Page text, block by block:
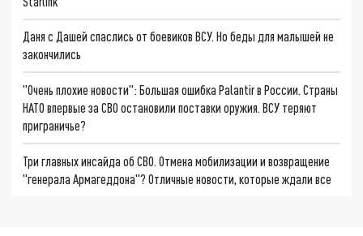
Даня с Дашей спаслись от боевиков ВСУ. Но беды для малышей не
закончились
"Очень плохие новости": Большая ошибка Palantir в России. Страны
НАТО впервые за СВО остановили поставки оружия. ВСУ теряют
приграничье?
Три главных инсайда об СВО. Отмена мобилизации и возвращение
"генерала Армагеддона"? Отличные новости, которые ждали все